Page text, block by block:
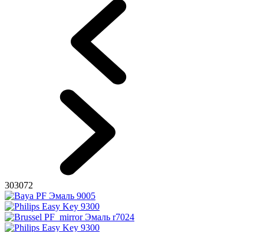
303072